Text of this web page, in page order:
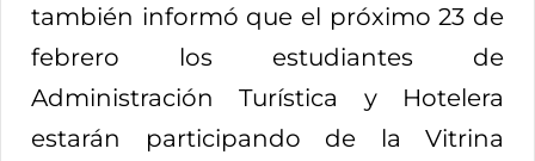
también informó que el próximo 23 de
febrero los estudiantes de
Administración Turística y Hotelera
estarán participando de la Vitrina